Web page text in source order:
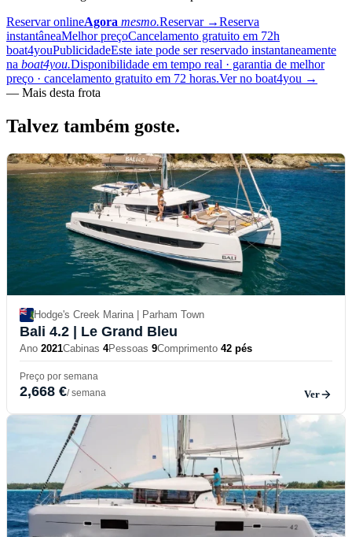
Reservar onlineAgora mesmo.Reservar →Reserva
instantâneaMelhor preçoCancelamento gratuito em 72h
boat4youPublicidadeEste iate pode ser reservado instantaneamente
na boat4you.Disponibilidade em tempo real · garantia de melhor
preço · cancelamento gratuito em 72 horas.Ver no boat4you →
— Mais desta frota
Talvez também goste.
Hodge's Creek Marina | Parham Town
Bali 4.2 | Le Grand Bleu
Ano 2021Cabinas 4Pessoas 9Comprimento 42 pés
Preço por semana
2,668 €/ semana Ver